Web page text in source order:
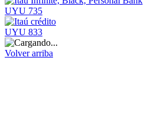
UYU 735
UYU 833
Volver arriba